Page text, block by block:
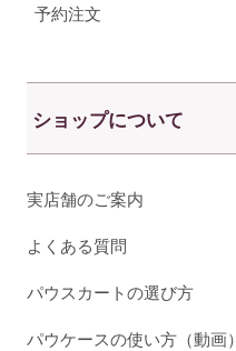
予約注文
ショップについて
実店舗のご案内
よくある質問
パウスカートの選び方
パウケースの使い方（動画）